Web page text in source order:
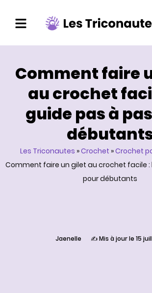
Aller
au
Comment faire
au crochet
guide pas à
Les Triconautes »Crochet »Crochet
Comment faire un gilet au crochet facile :
pour débutants
Jaenelle ✍️ Mis à jour le 15